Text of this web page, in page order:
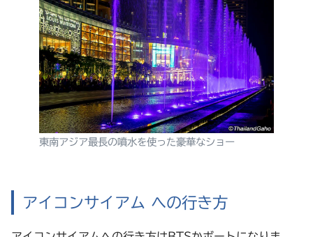
東南アジア最長の噴水を使った豪華なショー
アイコンサイアム への行き方